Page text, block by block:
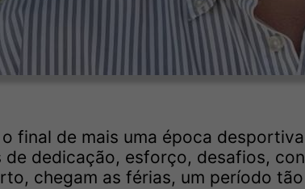
final de mais uma época
de dedicação, esforço, desafios,
chegam as férias, um período